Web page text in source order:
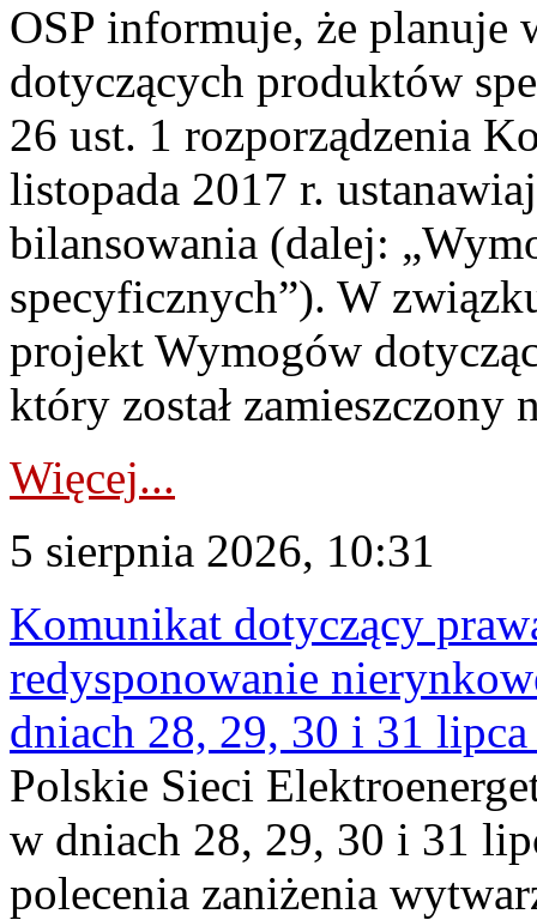
OSP informuje, że planuje
dotyczących produktów
26 ust. 1 rozporządzenia
listopada 2017 r.
bilansowania (dalej:
specyficznych”). W
projekt Wymogów
który został zamieszczony
Więcej...
5 sierpnia 2026, 10:31
Komunikat dotyczący
redysponowanie
dniach 28, 29, 30 i 31
Polskie Sieci
w dniach 28, 29, 30 i 31
polecenia zaniżenia